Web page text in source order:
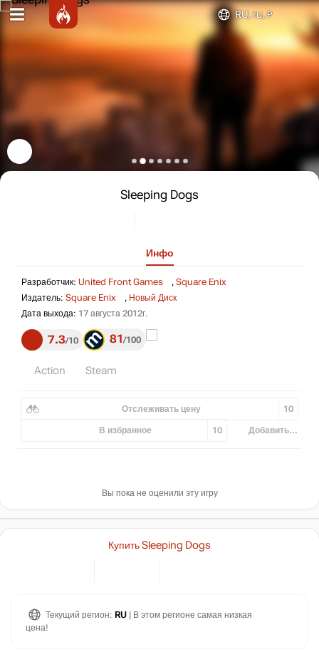
RU, ru, ₽
Sleeping Dogs
Инфо
Разработчик: United Front Games , Square Enix
Издатель: Square Enix , Новый Диск
Дата выхода: 17 августа 2012г.
7.3 10 81 100
Action Steam
Отслеживать цену 10
В избранное 10 Добавить...
Вы пока не оценили эту игру
Купить Sleeping Dogs
Текущий регион: RU | В этом регионе самая низкая
цена!